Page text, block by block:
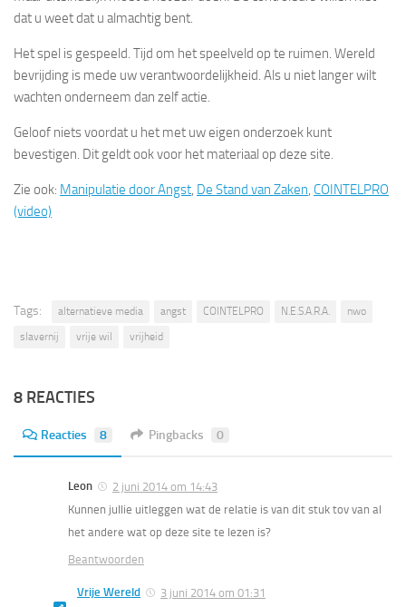
dat u weet dat u almachtig bent.
Het spel is gespeeld. Tijd om het speelveld op te ruimen. Wereld
bevrijding is mede uw verantwoordelijkheid. Als u niet langer wilt
wachten onderneem dan zelf actie.
Geloof niets voordat u het met uw eigen onderzoek kunt
bevestigen. Dit geldt ook voor het materiaal op deze site.
Zie ook: Manipulatie door Angst, De Stand van Zaken, COINTELPRO
(video)
Tags: alternatieve media angst COINTELPRO N.E.S.A.R.A.
nwo
slavernij
vrije wil vrijheid
8 REACTIES
Reacties 8 Pingbacks 0
Leon
2 juni 2014 om 14:43
Kunnen jullie uitleggen wat de relatie is van dit stuk tov van al
het andere wat op deze site te lezen is?
Beantwoorden
Vrije Wereld
3 juni 2014 om 01:31